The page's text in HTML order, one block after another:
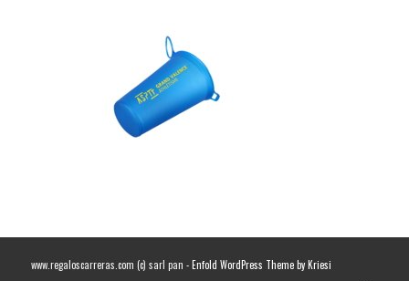
www.regaloscarreras.com (c) sarl pan -Enfold WordPress Theme by Kriesi